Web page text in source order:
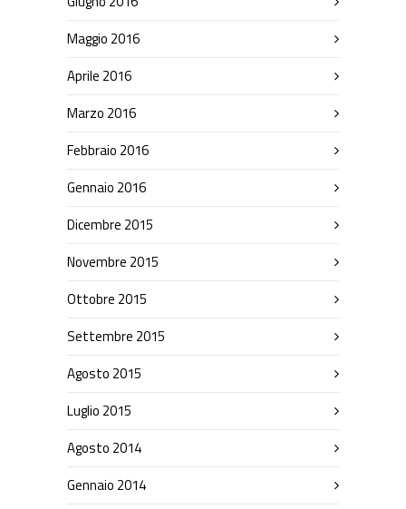
Maggio 2016
Aprile 2016
Marzo 2016
Febbraio 2016
Gennaio 2016
Dicembre 2015
Novembre 2015
Ottobre 2015
Settembre 2015
Agosto 2015
Luglio 2015
Agosto 2014
Gennaio 2014